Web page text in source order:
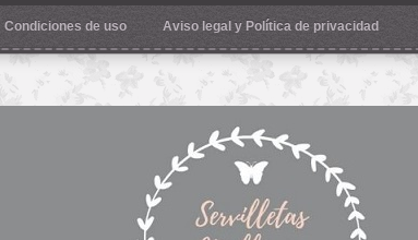
Condiciones de uso Aviso legal y Política de privacidad